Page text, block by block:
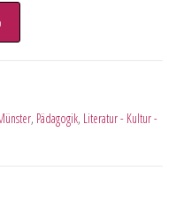
, Pädagogik, Literatur - Kultur -